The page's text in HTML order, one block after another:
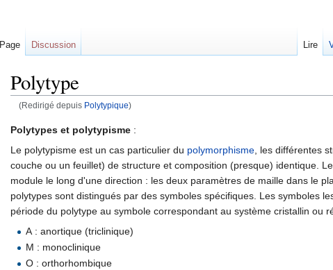
Polytype
(Redirigé depuis Polytypique)
Polytypes et polytypisme :
Le polytypisme est un cas particulier du polymorphisme , les différentes
couche ou un feuillet) de structure et composition (presque) identique.
module le long d'une direction : les deux paramètres de maille dans le
polytypes sont distingués par des symboles spécifiques. Les symboles
période du polytype au symbole correspondant au système cristallin ou
A : anortique (triclinique)
M : monoclinique
O : orthorhombique
Page Discussion Lire